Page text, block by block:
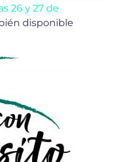
26 y 27 de
disponible